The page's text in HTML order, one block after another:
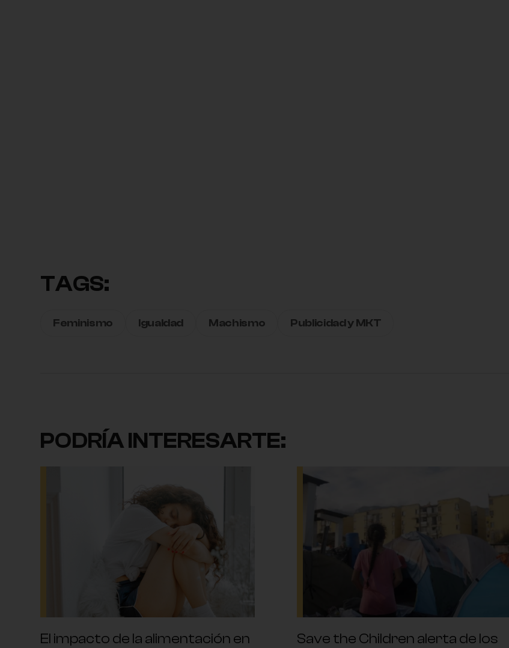
TAGS:
Feminismo Igualdad Machismo Publicidad y MKT
PODRÍA INTERESARTE:
El impacto de la alimentación en Save the Children alerta de los